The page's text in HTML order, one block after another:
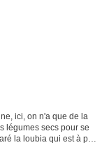
ici, on n'a que de la
légumes secs pour se
la loubia qui est à peu